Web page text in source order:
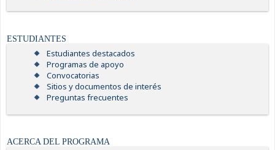
ESTUDIANTES
Estudiantes destacados
Programas de apoyo
Convocatorias
Sitios y documentos de interés
Preguntas frecuentes
ACERCA DEL PROGRAMA